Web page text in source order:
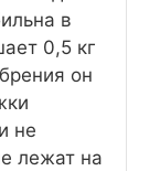
в
0,5 кг
он
не
лежат на